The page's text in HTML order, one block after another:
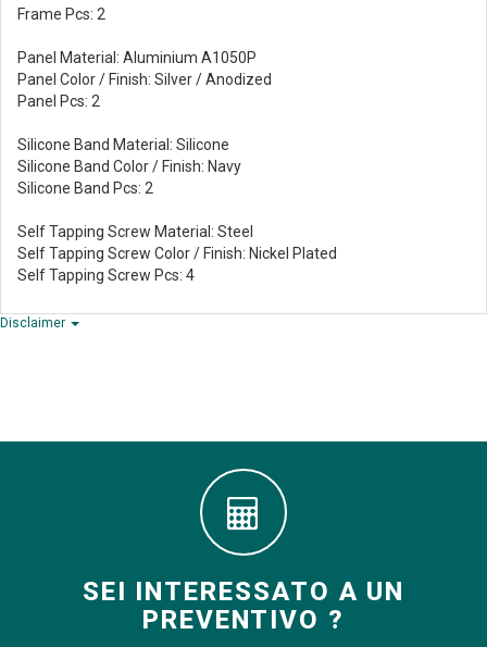
Frame Pcs: 2
Panel Material: Aluminium A1050P
Panel Color / Finish: Silver / Anodized
Panel Pcs: 2
Silicone Band Material: Silicone
Silicone Band Color / Finish: Navy
Silicone Band Pcs: 2
Self Tapping Screw Material: Steel
Self Tapping Screw Color / Finish: Nickel Plated
Self Tapping Screw Pcs: 4
Disclaimer
SEI INTERESSATO A UN
PREVENTIVO ?